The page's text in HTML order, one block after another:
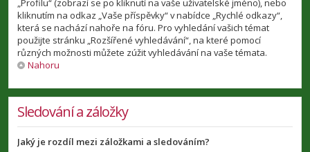
„Profilu“ (zobrazí se po kliknutí na vaše uživatelské jméno), nebo
kliknutím na odkaz „Vaše příspěvky“ v nabídce „Rychlé odkazy“,
která se nachází nahoře na fóru. Pro vyhledání vašich témat
použijte stránku „Rozšířené vyhledávání“, na které pomocí
různých možnosti můžete zúžit vyhledávání na vaše témata.
Nahoru
Sledování a záložky
Jaký je rozdíl mezi záložkami a sledováním?